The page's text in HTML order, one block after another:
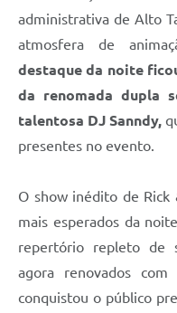
administrativa de Alto
atmosfera de
destaque da noite
da renomada dupla
talentosa DJ Sanndy,
presentes no evento.
O show inédito de
mais esperados da
repertório repleto de
agora renovados
conquistou o público